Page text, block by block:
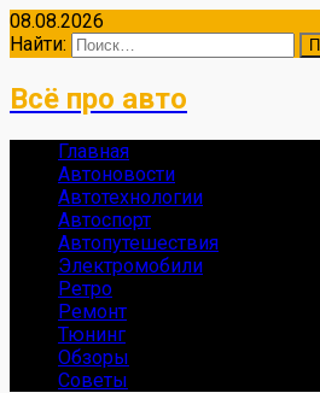
08.08.2026
Найти:
Всё про авто
Главная
Автоновости
Автотехнологии
Автоспорт
Автопутешествия
Электромобили
Ретро
Ремонт
Тюнинг
Обзоры
Советы